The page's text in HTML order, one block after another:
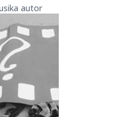
autor